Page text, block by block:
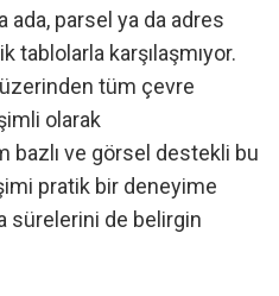
ada, parsel ya da adres
tablolarla karşılaşmıyor.
tüm çevre
olarak
bazlı ve görsel destekli bu
pratik bir deneyime
sürelerini de belirgin